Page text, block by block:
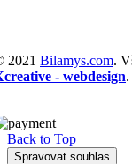
2021 Bilamys.com.
- webdesign.
Back to Top
Spravovat souhlas